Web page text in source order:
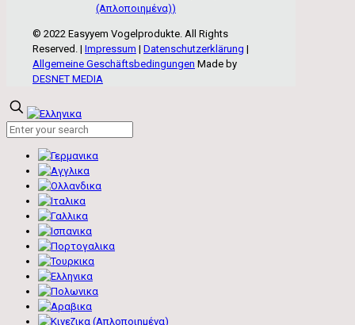
(Απλοποιημένα))
© 2022 Easyyem Vogelprodukte. All Rights
Reserved. | Impressum | Datenschutzerklärung |
Allgemeine Geschäftsbedingungen Made by
DESNET MEDIA